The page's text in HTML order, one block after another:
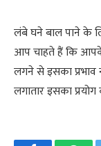
लंबे घने बाल पाने के
आप चाहते हैं कि
लगने से इसका प्रभाव
लगातार इसका